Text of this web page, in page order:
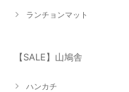
ランチョンマット
【SALE】山鳩舎
ハンカチ